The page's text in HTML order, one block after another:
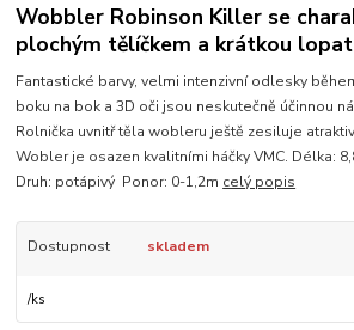
Wobbler Robinson Killer se
plochým tělíčkem a krátkou
Fantastické barvy, velmi intenzivní odlesky
boku na bok a 3D oči jsou neskutečně účinnou
Rolnička uvnitř těla wobleru ještě zesiluje
Wobler je osazen kvalitními háčky VMC. Délka:
Druh: potápivý Ponor: 0-1,2m celý popis
Dostupnost skladem
/ks